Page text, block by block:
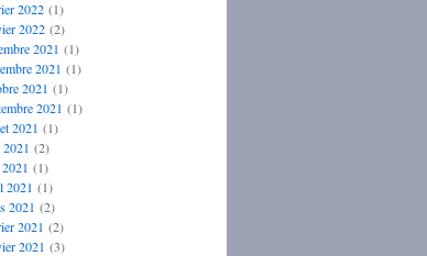
2022(1)
2022(2)
2021 (1)
2021 (1)
2021 (1)
2021 (1)
2021 (1)
(2)
(1)
2021 (1)
2021 (2)
2021 (2)
2021 (3)